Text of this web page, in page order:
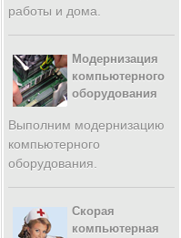
работы и дома.
Модернизация
компьютерного
оборудования
Выполним модернизацию
компьютерного
оборудования.
Скорая
компьютерная